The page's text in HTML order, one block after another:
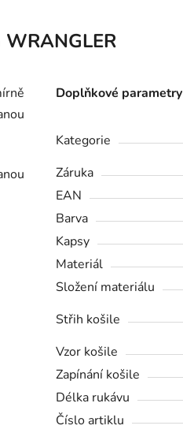
WRANGLER
Doplňkové parametry
Kategorie
Záruka
EAN
Barva
Kapsy
Materiál
Složení materiálu
Střih košile
Vzor košile
Zapínání košile
Délka rukávu
Číslo artiklu